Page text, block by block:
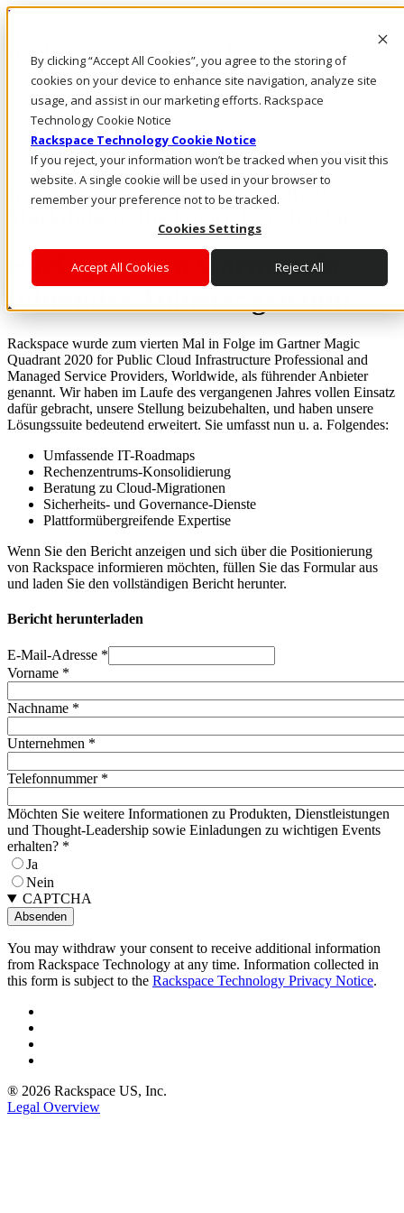
By clicking “Accept All Cookies”, you agree to the storing of
cookies on your device to enhance site navigation, analyze site
usage, and assist in our marketing efforts. Rackspace
Technology Cookie Notice
Rackspace Technology Cookie Notice
If you reject, your information won’t be tracked when you visit this
website. A single cookie will be used in your browser to
remember your preference not to be tracked.
Cookies Settings
Accept All Cookies Reject All
Rackspace Technology: Multicloud Solution Experts
Rackspace Ceiling (Dark)
Live Chat
Im Magic Quadrant ausgezeichneter
Rackspace von Gartner als
führender Anbieter genannt
Rackspace wurde zum vierten Mal in Folge im Gartner Magic
Quadrant 2020 for Public Cloud Infrastructure Professional and
Managed Service Providers, Worldwide, als führender Anbieter
genannt. Wir haben im Laufe des vergangenen Jahres vollen Einsatz
dafür gebracht, unsere Stellung beizubehalten, und haben unsere
Lösungssuite bedeutend erweitert. Sie umfasst nun u. a. Folgendes:
Umfassende IT-Roadmaps
Rechenzentrums-Konsolidierung
Beratung zu Cloud-Migrationen
Sicherheits- und Governance-Dienste
Plattformübergreifende Expertise
Wenn Sie den Bericht anzeigen und sich über die Positionierung
von Rackspace informieren möchten, füllen Sie das Formular aus
und laden Sie den vollständigen Bericht herunter.
Bericht herunterladen
E-Mail-Adresse *
Vorname *
Nachname *
Unternehmen *
Telefonnummer *
Möchten Sie weitere Informationen zu Produkten, Dienstleistungen
und Thought-Leadership sowie Einladungen zu wichtigen Events
erhalten? *
Ja
Nein
CAPTCHA
You may withdraw your consent to receive additional information
from Rackspace Technology at any time. Information collected in
this form is subject to the Rackspace Technology Privacy Notice.
® 2026 Rackspace US, Inc.
Legal Overview